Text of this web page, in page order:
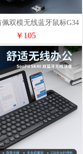
佩双模无线蓝牙鼠标G34
￥105